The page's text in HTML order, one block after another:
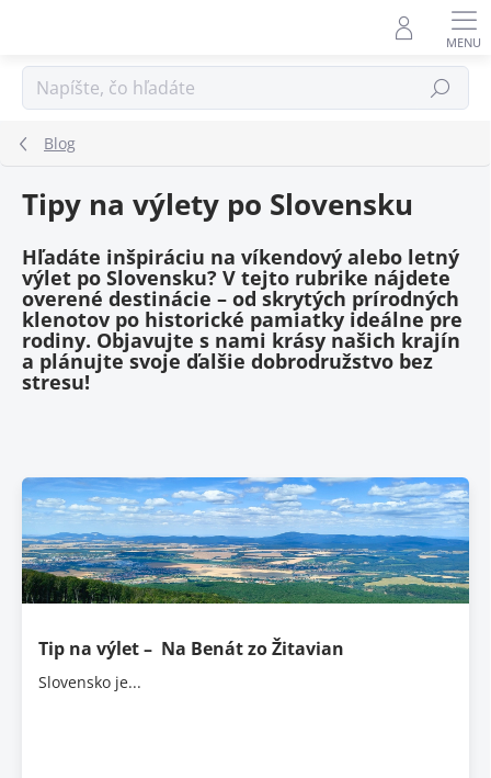
Hľadať
Blog
Tipy na výlety po Slovensku
Hľadáte inšpiráciu na víkendový alebo letný
výlet po Slovensku? V tejto rubrike nájdete
overené destinácie – od skrytých prírodných
klenotov po historické pamiatky ideálne pre
rodiny. Objavujte s nami krásy našich krajín
a plánujte svoje ďalšie dobrodružstvo bez
stresu!
ý
p
i
s
č
l
Tip na výlet – Na Benát zo Žitavian
Slovensko je...